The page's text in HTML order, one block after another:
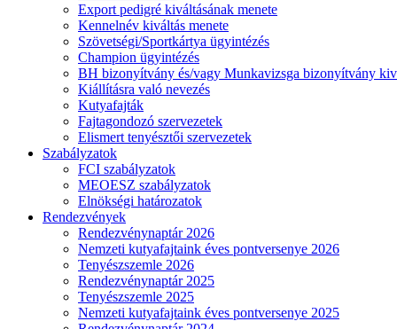
Export pedigré kiváltásának menete
Kennelnév kiváltás menete
Szövetségi/Sportkártya ügyintézés
Champion ügyintézés
BH bizonyítvány és/vagy Munkavizsga bizonyítvány
Kiállításra való nevezés
Kutyafajták
Fajtagondozó szervezetek
Elismert tenyésztői szervezetek
Szabályzatok
FCI szabályzatok
MEOESZ szabályzatok
Elnökségi határozatok
Rendezvények
Rendezvénynaptár 2026
Nemzeti kutyafajtaink éves pontversenye 2026
Tenyészszemle 2026
Rendezvénynaptár 2025
Tenyészszemle 2025
Nemzeti kutyafajtaink éves pontversenye 2025